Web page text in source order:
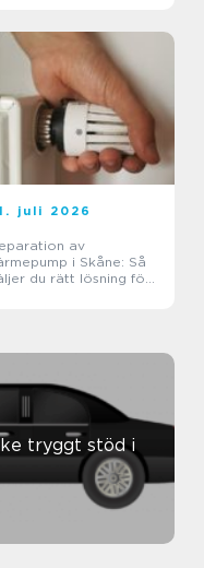
juli 2026
av
i Skåne: Så
du rätt lösning för
i